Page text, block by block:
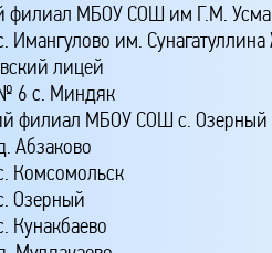
филиал МБОУ СОШ им Г.М.
им.
лицей
6 с. Миндяк
филиал МБОУ СОШ с. Озерный
Абзаково
Комсомольск
Озерный